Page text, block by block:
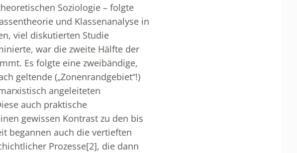
Soziologie – folgte
und Klassenanalyse in
viel diskutierten Studie
war die zweite Hälfte der
Es folgte eine zweibändige,
geltende („Zonenrandgebiet“!)
angeleiteten
auch praktische
gewissen Kontrast zu den bis
begannen auch die vertieften
Prozesse[2], die dann